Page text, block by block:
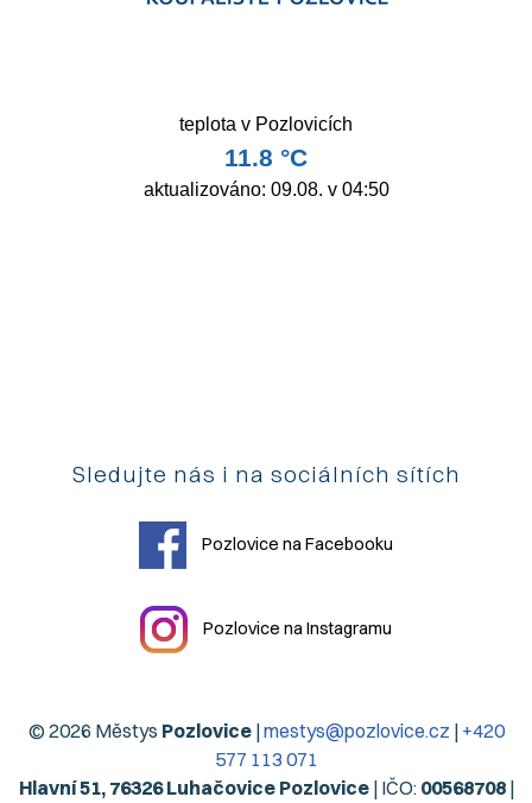
Sledujte nás i na sociálních sítích
Pozlovice na Facebooku
Pozlovice na Instagramu
© 2026 Městys Pozlovice|mestys@pozlovice.cz | +420
577 113 071
Hlavní 51, 76326 Luhačovice Pozlovice| IČO: 00568708|